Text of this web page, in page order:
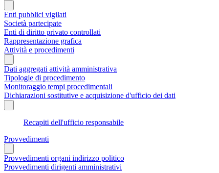
Enti pubblici vigilati
Società partecipate
Enti di diritto privato controllati
Rappresentazione grafica
Attività e procedimenti
Dati aggregati attività amministrativa
Tipologie di procedimento
Monitoraggio tempi procedimentali
Dichiarazioni sostitutive e acquisizione d'ufficio dei dati
Recapiti dell'ufficio responsabile
Provvedimenti
Provvedimenti organi indirizzo politico
Provvedimenti dirigenti amministrativi